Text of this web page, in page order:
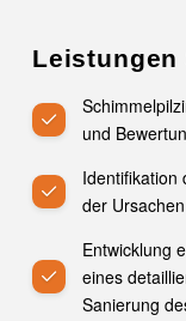
Leistungen
und
Identifikation
der
Entwicklung
eines
Sanierung